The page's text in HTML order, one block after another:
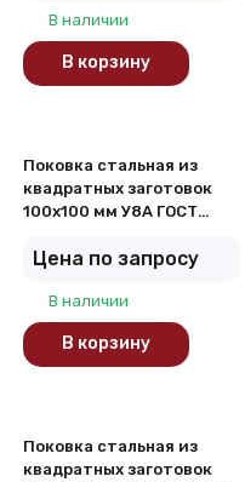
В наличии
В корзину
Поковка стальная из
квадратных заготовок
100х100 мм У8А ГОСТ
Цена по запросу
В наличии
В корзину
Поковка стальная из
квадратных заготовок